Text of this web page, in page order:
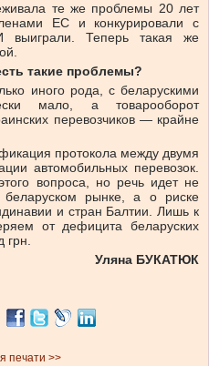
те же проблемы 20 лет
ЕС и конкурировали с
выиграли. Теперь такая же
такие проблемы?
иного рода, с беларускими
мало, а товарооборот
перевозчиков — крайне
протокола между двумя
автомобильных перевозок.
вопроса, но речь идет не
рынке, а о риске
и стран Балтии. Лишь к
от дефицита беларуских
грн.
Уляна БУКАТЮК
печати >>